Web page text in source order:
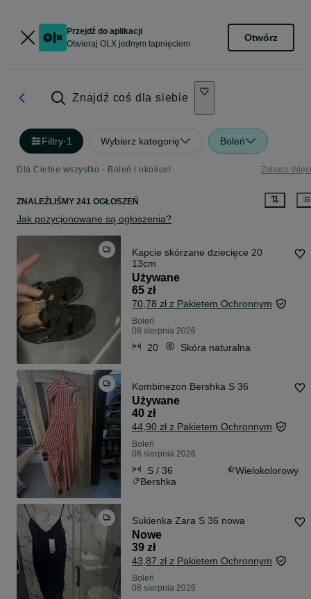
Przejdź do aplikacji
Otwieraj OLX jednym tapnięciem
Otwórz
Znajdź coś dla siebie
Filtry·1 Wybierz kategorię Boleń
Dla Ciebie wszystko - Boleń i okolice! Zobacz
ZNALEŹLIŚMY 241 OGŁOSZEŃ
Jak pozycjonowane są ogłoszenia?
Kapcie skórzane dziecięce 20
13cm
Używane
65 zł
70,78 zł z Pakietem Ochronnym
Boleń
08 sierpnia 2026
20 Skóra naturalna
Kombinezon Bershka S 36
Używane
40 zł
44,90 zł z Pakietem Ochronnym
Boleń
08 sierpnia 2026
S / 36
Wielokolorowy
Bershka
Sukienka Zara S 36 nowa
Nowe
39 zł
43,87 zł z Pakietem Ochronnym
Boleń
08 sierpnia 2026